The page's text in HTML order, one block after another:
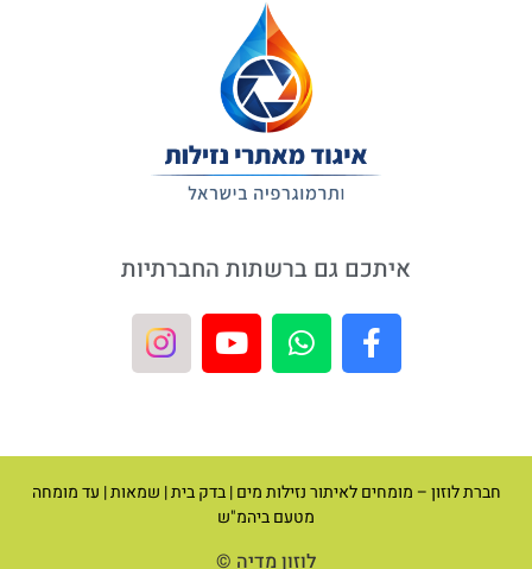
איתכם גם ברשתות החברתיות
חברת לוזון – מומחים לאיתור נזילות מים | בדק בית | שמאות | עד מומחה
מטעם ביהמ"ש
לוזון מדיה ©